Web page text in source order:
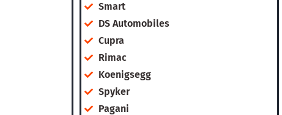
Smart
DS Automobiles
Cupra
Rimac
Koenigsegg
Spyker
Pagani